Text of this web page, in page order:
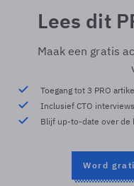
Lees dit
Maak een gratis
Toegang tot 3 PRO
Inclusief CTO
Blijf up-to-date over de
Word